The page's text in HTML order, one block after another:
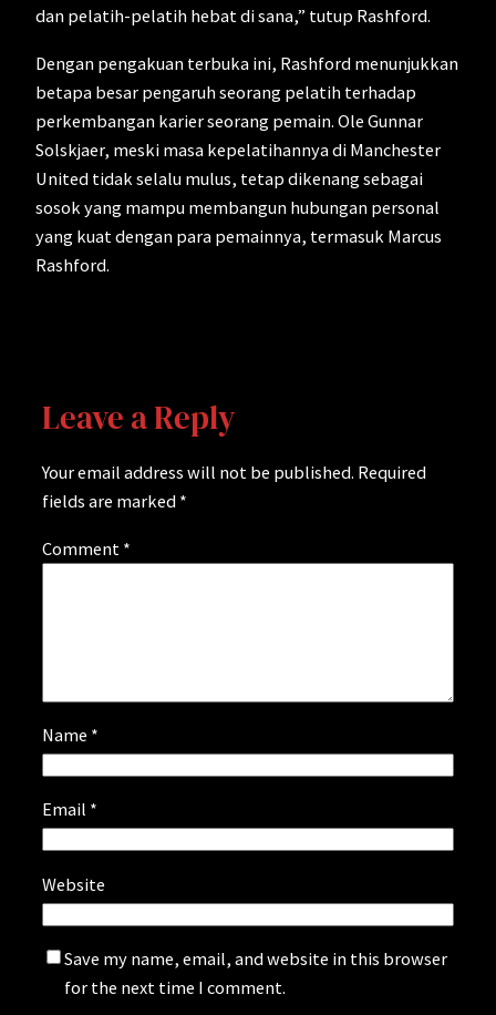
dan pelatih-pelatih hebat di sana,” tutup Rashford.
Dengan pengakuan terbuka ini, Rashford menunjukkan
betapa besar pengaruh seorang pelatih terhadap
perkembangan karier seorang pemain. Ole Gunnar
Solskjaer, meski masa kepelatihannya di Manchester
United tidak selalu mulus, tetap dikenang sebagai
sosok yang mampu membangun hubungan personal
yang kuat dengan para pemainnya, termasuk Marcus
Rashford.
Leave a Reply
Your email address will not be published. Required
fields are marked *
Comment *
Name *
Email *
Website
Save my name, email, and website in this browser
for the next time I comment.